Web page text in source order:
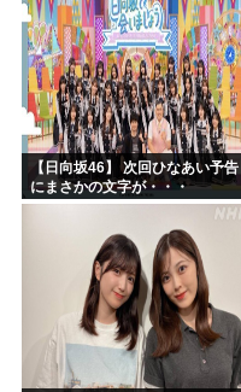
【日向坂46】 次回ひなあい予告
にまさかの文字が・・・